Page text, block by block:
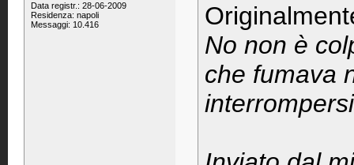
Data registr.: 28-06-2009
Residenza: napoli
Messaggi: 10.416
No non è
che fumava
interrompersi